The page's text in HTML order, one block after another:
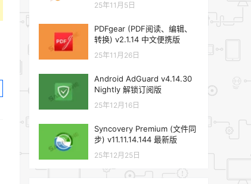
25年11月5日
PDFgear (PDF阅读、编辑、
转换) v2.1.14 中文便携版
25年11月26日
Android AdGuard v4.14.30
Nightly 解锁订阅版
25年12月16日
Syncovery Premium (文件同
步) v11.11.14.144 最新版
25年12月25日